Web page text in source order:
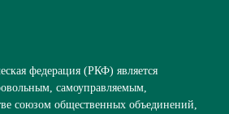
федерация (РКФ) является
самоуправляемым,
союзом общественных объединений,